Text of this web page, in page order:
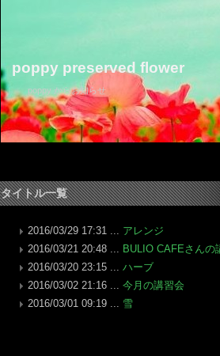
poppy preserved flower
poppy からお知らせ
タイトル一覧
2016/03/29 17:31 ... アレンジ
2016/03/21 20:48 ... BULIO CAFEさんの
2016/03/20 23:15 ... ハーブ
2016/03/02 21:16 ... 今月の講習会
2016/03/01 09:19 ... 雪